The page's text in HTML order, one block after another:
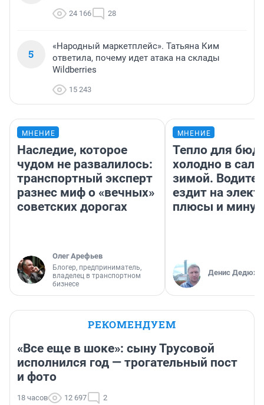
24 166 28
5
«Народный маркетплейс». Татьяна Ким
ответила, почему идет атака на склады
Wildberries
15 243
МНЕНИЕ
Наследие, которое
чудом не развалилось:
транспортный эксперт
разнес миф о «вечных»
советских дорогах
Олег Арефьев
Блогер, предприниматель,
владелец в транспортном
бизнесе
МНЕНИЕ
Тепло для
холодно в
зимой.
ездит на
плюсы и
Денис
РЕКОМЕНДУЕМ
«Все еще в шоке»: сыну Трусовой
исполнился год — трогательный пост
и фото
18 часов 12 697 2